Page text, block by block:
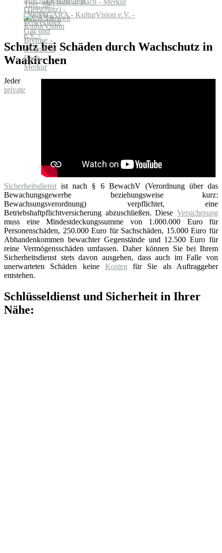
CARA - KulturVision e.V. -
Schutz bei Schäden durch Wachschutz in
Waakirchen
Jeder
private
Sicherheitsdienst ist nach § 6 BewachV (Verordnung über das
Bewachungsgewerbe beziehungsweise kurz:
Bewachsungsverordnung) verpflichtet, eine
Betriebshaftpflichtversicherung abzuschließen. Diese Versicherung
muss eine Mindestdeckungssumme von 1.000.000 Euro für
Personenschäden, 250.000 Euro für Sachschäden, 15.000 Euro für
Abhandenkommen bewachter Gegenstände und 12.500 Euro für
reine Vermögensschäden umfassen. Daher können Sie bei Ihrem
Sicherheitsdienst stets davon ausgehen, dass auch im Falle von
unerwarteten Schäden keine Kostenfür Sie als Auftraggeber
entstehen.
Schlüsseldienst und Sicherheit in Ihrer
Nähe: